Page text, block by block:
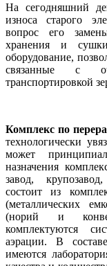
На сегодняшний
износа старого
вопрос его
хранения и
оборудование,
связанные с
транспортировкой
Комплекс по
технологически
может
назначения
завод,
состоит из
(металлических
(норий и
комплектуются
аэрации. В
имеются